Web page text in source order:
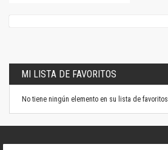
MI LISTA DE FAVORITOS
No tiene ningún elemento en su lista de favoritos.